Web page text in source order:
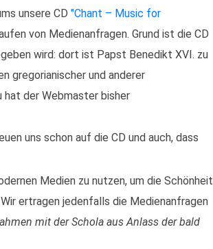
unsere CD "Chant – Music for
von Medienanfragen. Grund ist die CD
wird: dort ist Papst Benedikt XVI. zu
gregorianischer und anderer
hat der Webmaster bisher
uns schon auf die CD und auch, dass
Medien zu nutzen, um die Schönheit
ertragen jedenfalls die Medienanfragen
mit der Schola aus Anlass der bald